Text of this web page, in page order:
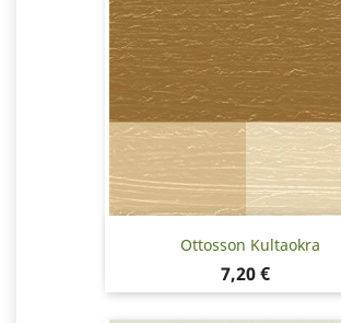
Ottosson Kultaokra
Hinta
7,20 €